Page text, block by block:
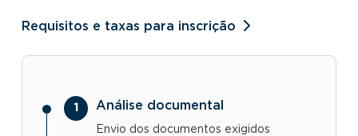
Requisitos e taxas para inscrição
Análise documental
Envio dos documentos exigidos